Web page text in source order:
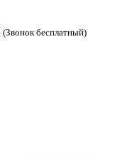
(Звонок бесплатный)